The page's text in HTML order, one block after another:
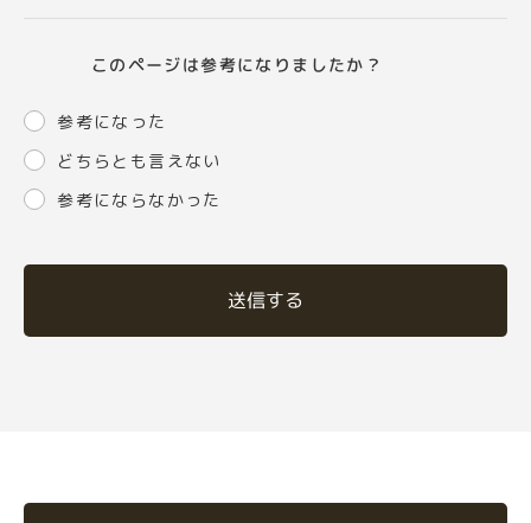
このページは参考になりましたか？
参考になった
どちらとも言えない
参考にならなかった
送信する